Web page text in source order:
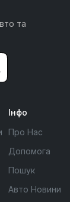
та
Інфо
Про Нас
Допомога
Пошук
Авто Новини